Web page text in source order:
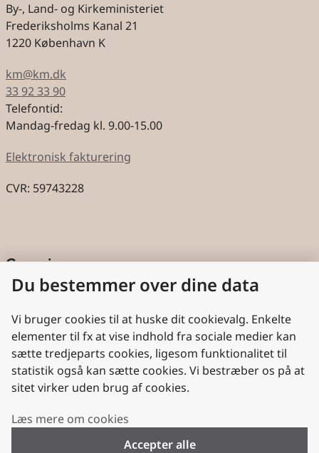
By-, Land- og Kirkeministeriet
Frederiksholms Kanal 21
1220 København K
km@km.dk
33 92 33 90
Telefontid:
Mandag-fredag kl. 9.00-15.00
Elektronisk fakturering
CVR: 59743228
Genveje
Cookies
Aktindsigt
Persondatabeskyttelse
Nyttige links
Plan- og Landdistriktsstyrelsen
Du bestemmer over dine data
Vi bruger cookies til at huske dit cookievalg. Enkelte
elementer til fx at vise indhold fra sociale medier kan
sætte tredjeparts cookies, ligesom funktionalitet til
statistik også kan sætte cookies. Vi bestræber os på at
sitet virker uden brug af cookies.
Læs mere om cookies
Accepter alle